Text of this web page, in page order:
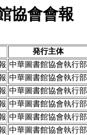
協會會報
発行主体
中華圖書館協會執行部
中華圖書館協會執行部
中華圖書館協會執行部
中華圖書館協會執行部
中華圖書館協會執行部
中華圖書館協會執行部